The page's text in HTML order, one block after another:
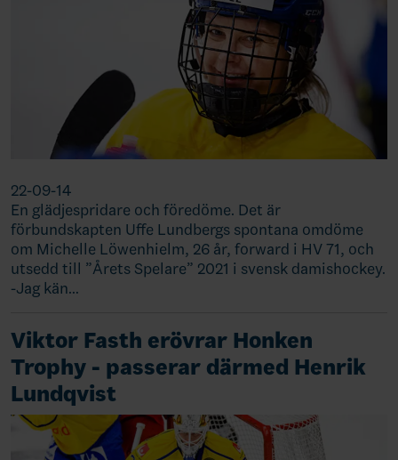
22-09-14
En glädjespridare och föredöme. Det är
förbundskapten Uffe Lundbergs spontana omdöme
om Michelle Löwenhielm, 26 år, forward i HV 71, och
utsedd till ”Årets Spelare” 2021 i svensk damishockey.
-Jag kän…
Viktor Fasth erövrar Honken
Trophy - passerar därmed Henrik
Lundqvist